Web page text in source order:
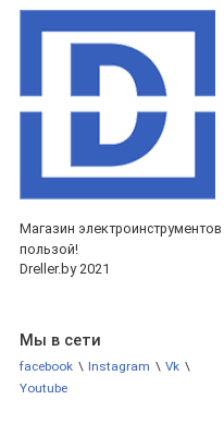
Магазин
пользой!
Dreller.by 2021
Мы в сети
facebook \ Instagram \ Vk \
Youtube